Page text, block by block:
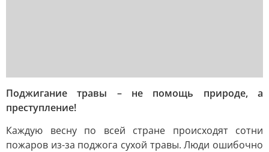
Поджигание травы – не помощь природе, а
преступление!
Каждую весну по всей стране происходят сотни
пожаров из-за поджога сухой травы. Люди ошибочно